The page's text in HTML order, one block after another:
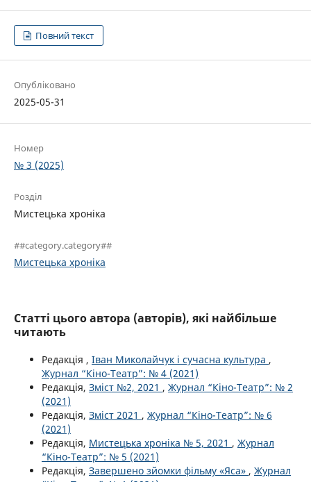
Повний текст
Опубліковано
2025-05-31
Номер
№ 3 (2025)
Розділ
Мистецька хроніка
##category.category##
Мистецька хроніка
Статті цього автора (авторів), які найбільше
читають
Редакція , Іван Миколайчук і сучасна культура ,
Журнал “Кіно-Театр”: № 4 (2021)
Редакція, Зміст №2, 2021 , Журнал “Кіно-Театр”: № 2
(2021)
Редакція, Зміст 2021 , Журнал “Кіно-Театр”: № 6
(2021)
Редакція, Мистецька хроніка № 5, 2021 , Журнал
“Кіно-Театр”: № 5 (2021)
Редакція, Завершено зйомки фільму «Яса» , Журнал